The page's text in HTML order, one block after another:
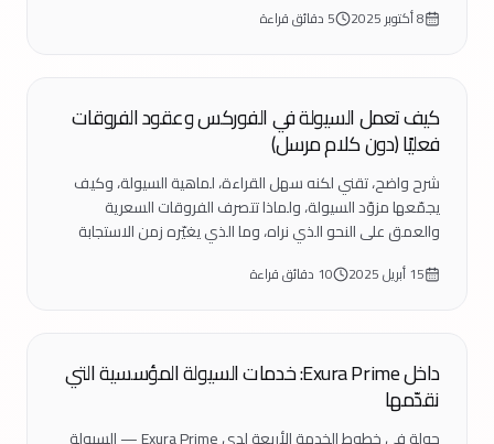
8 أكتوبر 2025 5 دقائق قراءة
كيف تعمل السيولة في الفوركس وعقود الفروقات
فعليًا (دون كلام مرسل)
شرح واضح، تقني لكنه سهل القراءة، لماهية السيولة، وكيف
يجمّعها مزوّد السيولة، ولماذا تتصرف الفروقات السعرية
والعمق على النحو الذي نراه، وما الذي يغيّره زمن الاستجابة
15 أبريل 2025 10 دقائق قراءة
داخل Exura Prime: خدمات السيولة المؤسسية التي
نقدّمها